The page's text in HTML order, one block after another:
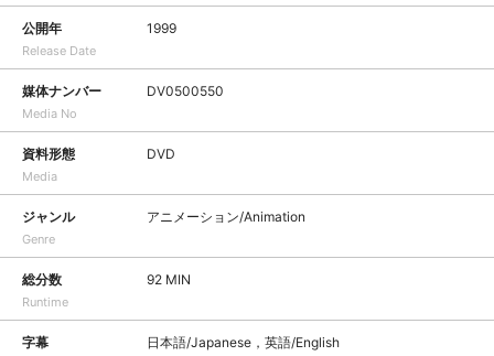
公開年
Release Date
1999
媒体ナンバー
Media No
DV0500550
資料形態
Media
DVD
ジャンル
Genre
アニメーション/Animation
総分数
Runtime
92 MIN
字幕 日本語/Japanese，英語/English